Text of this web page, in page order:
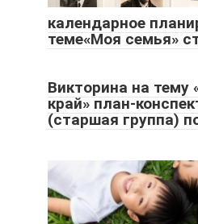
календарное
теме«Моя семья»
Викторина на тему
край» план-
(старшая группа)